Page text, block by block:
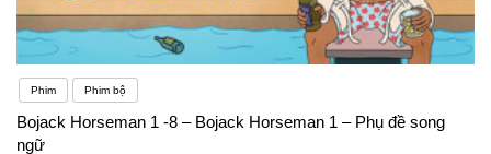
Phim Phim bộ
Bojack Horseman 1 -8 – Bojack Horseman 1 – Phụ đề song
ngữ